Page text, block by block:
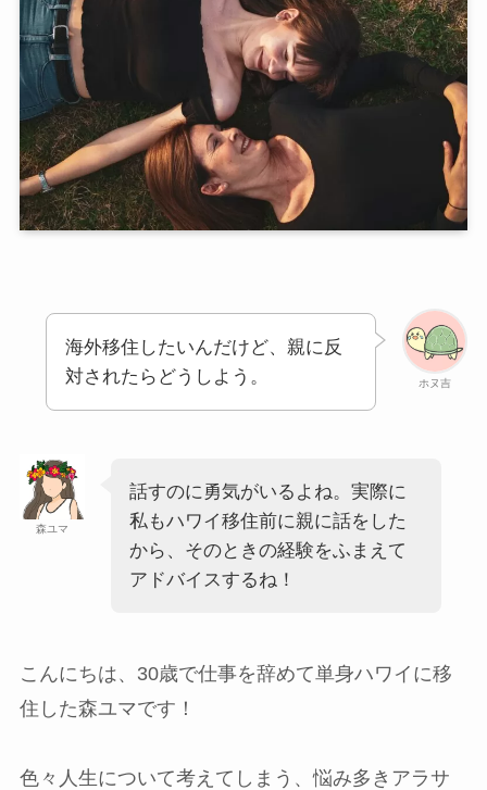
ホヌ吉
海外移住したいんだけど、親に反
対されたらどうしよう。
森ユマ
話すのに勇気がいるよね。実際に
私もハワイ移住前に親に話をした
から、そのときの経験をふまえて
アドバイスするね！
こんにちは、 30歳で仕事を辞めて単身ハワイに移
住した森ユマです！
色々人生について考えてしまう、悩み多きアラサ